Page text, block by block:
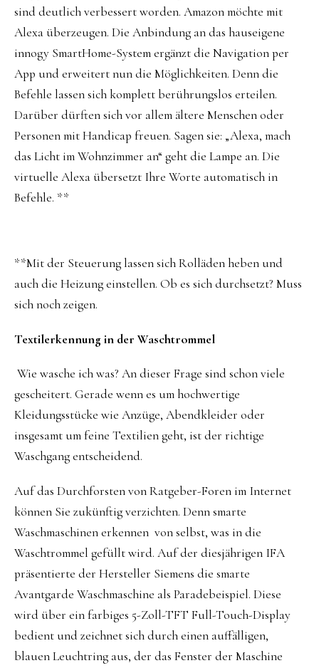
sind deutlich verbessert worden. Amazon möchte mit
Alexa überzeugen. Die Anbindung an das hauseigene
innogy SmartHome-System ergänzt die Navigation per
App und erweitert nun die Möglichkeiten. Denn die
Befehle lassen sich komplett berührungslos erteilen.
Darüber dürften sich vor allem ältere Menschen oder
Personen mit Handicap freuen. Sagen sie: „Alexa, mach
das Licht im Wohnzimmer an“ geht die Lampe an. Die
virtuelle Alexa übersetzt Ihre Worte automatisch in
Befehle. **
**Mit der Steuerung lassen sich Rolläden heben und
auch die Heizung einstellen. Ob es sich durchsetzt? Muss
sich noch zeigen.
Textilerkennung in der Waschtrommel
Wie wasche ich was? An dieser Frage sind schon viele
gescheitert. Gerade wenn es um hochwertige
Kleidungsstücke wie Anzüge, Abendkleider oder
insgesamt um feine Textilien geht, ist der richtige
Waschgang entscheidend.
Auf das Durchforsten von Ratgeber-Foren im Internet
können Sie zukünftig verzichten. Denn smarte
Waschmaschinen erkennen von selbst, was in die
Waschtrommel gefüllt wird. Auf der diesjährigen IFA
präsentierte der Hersteller Siemens die smarte
Avantgarde Waschmaschine als Paradebeispiel. Diese
wird über ein farbiges 5-Zoll-TFT Full-Touch-Display
bedient und zeichnet sich durch einen auffälligen,
blauen Leuchtring aus, der das Fenster der Maschine